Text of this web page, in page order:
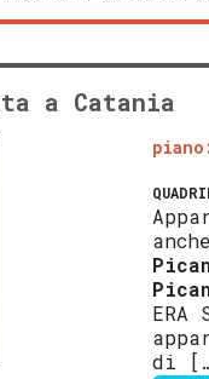
a Catania
di